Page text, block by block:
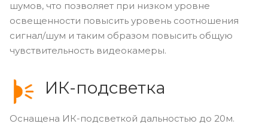
шумов, что позволяет при низком уровне
освещенности повысить уровень соотношения
сигнал/шум и таким образом повысить общую
чувствительность видеокамеры.
ИК-подсветка
Оснащена ИК-подсветкой дальностью до 20м.